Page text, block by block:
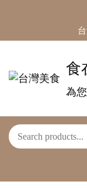
食
為